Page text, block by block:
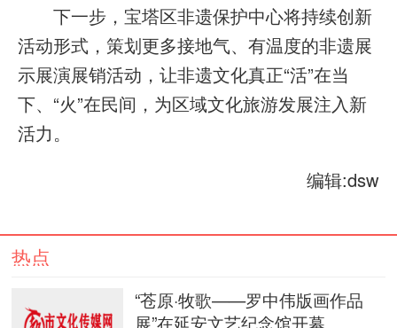
下一步，宝塔区非遗保护中心将持续创新
活动形式，策划更多接地气、有温度的非遗展
示展演展销活动，让非遗文化真正“活”在当
下、“火”在民间，为区域文化旅游发展注入新
活力。
编辑:dsw
热点
“苍原·牧歌——罗中伟版画作品
展”在延安文艺纪念馆开幕